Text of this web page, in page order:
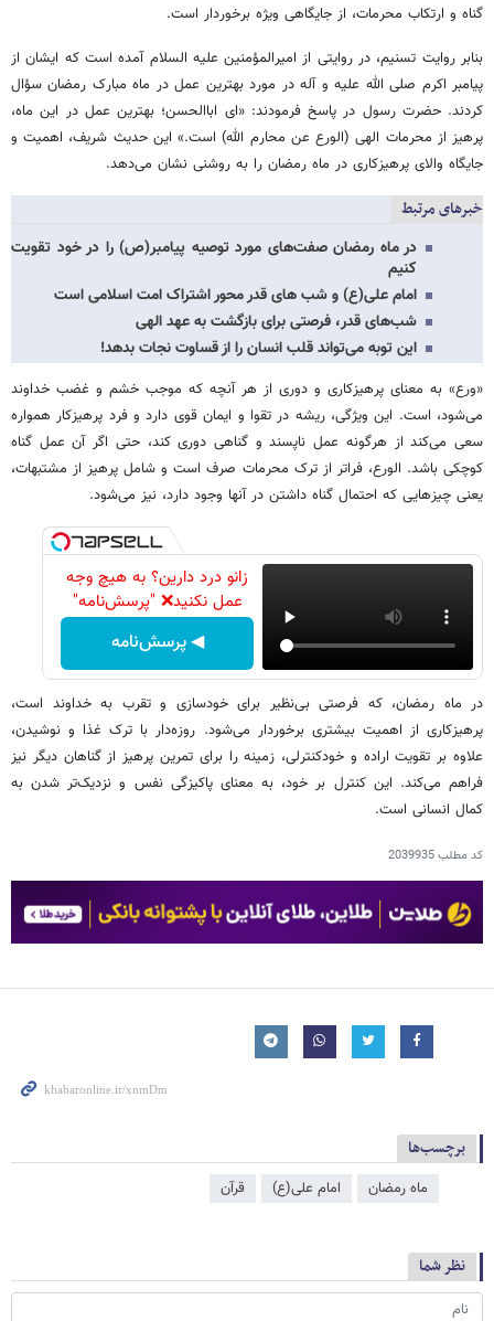
گناه و ارتکاب محرمات، از جایگاهی ویژه برخوردار است.
بنابر روایت تسنیم، در روایتی از امیرالمؤمنین علیه السلام آمده است که ایشان از
پیامبر اکرم صلی الله علیه و آله در مورد بهترین عمل در ماه مبارک رمضان سؤال
کردند. حضرت رسول در پاسخ فرمودند: «ای اباالحسن؛ بهترین عمل در این ماه،
پرهیز از محرمات الهی (الورع عن محارم الله) است.» این حدیث شریف، اهمیت و
جایگاه والای پرهیزکاری در ماه رمضان را به روشنی نشان می‌دهد.
خبرهای مرتبط
در ماه رمضان صفت‌های مورد توصیه پیامبر(ص) را در خود تقویت
کنیم
امام علی(ع) و شب های قدر محور اشتراک امت اسلامی است
شب‌های قدر، فرصتی برای بازگشت به عهد الهی
این توبه‌ می‌تواند قلب انسان را از قساوت نجات بدهد!
«ورع» به معنای پرهیزکاری و دوری از هر آنچه که موجب خشم و غضب خداوند
می‌شود، است. این ویژگی، ریشه در تقوا و ایمان قوی دارد و فرد پرهیزکار همواره
سعی می‌کند از هرگونه عمل ناپسند و گناهی دوری کند، حتی اگر آن عمل گناه
کوچکی باشد. الورع، فراتر از ترک محرمات صرف است و شامل پرهیز از مشتبهات،
یعنی چیزهایی که احتمال گناه داشتن در آنها وجود دارد، نیز می‌شود.
زانو درد دارین؟ به هیچ وجه
عمل نکنید❌ "پرسش‌نامه"
◀ پرسش‌نامه
در ماه رمضان، که فرصتی بی‌نظیر برای خودسازی و تقرب به خداوند است،
پرهیزکاری از اهمیت بیشتری برخوردار می‌شود. روزه‌دار با ترک غذا و نوشیدن،
علاوه بر تقویت اراده و خودکنترلی، زمینه را برای تمرین پرهیز از گناهان دیگر نیز
فراهم می‌کند. این کنترل بر خود، به معنای پاکیزگی نفس و نزدیک‌تر شدن به
کمال انسانی است.
کد مطلب2039935
برچسب‌ها
ماه رمضان امام علی(ع) قرآن
نظر شما